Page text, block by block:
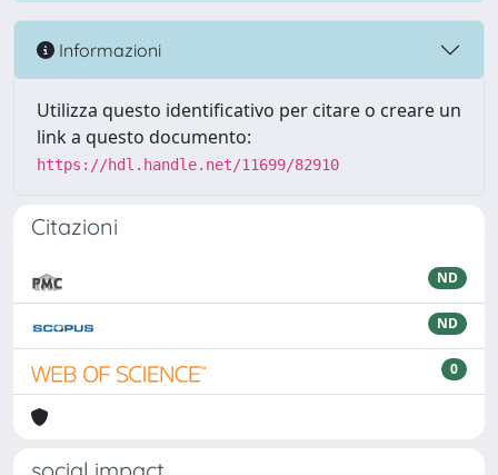
Informazioni
Utilizza questo identificativo per citare o creare un
link a questo documento:
https://hdl.handle.net/11699/82910
Citazioni
ND
ND
0